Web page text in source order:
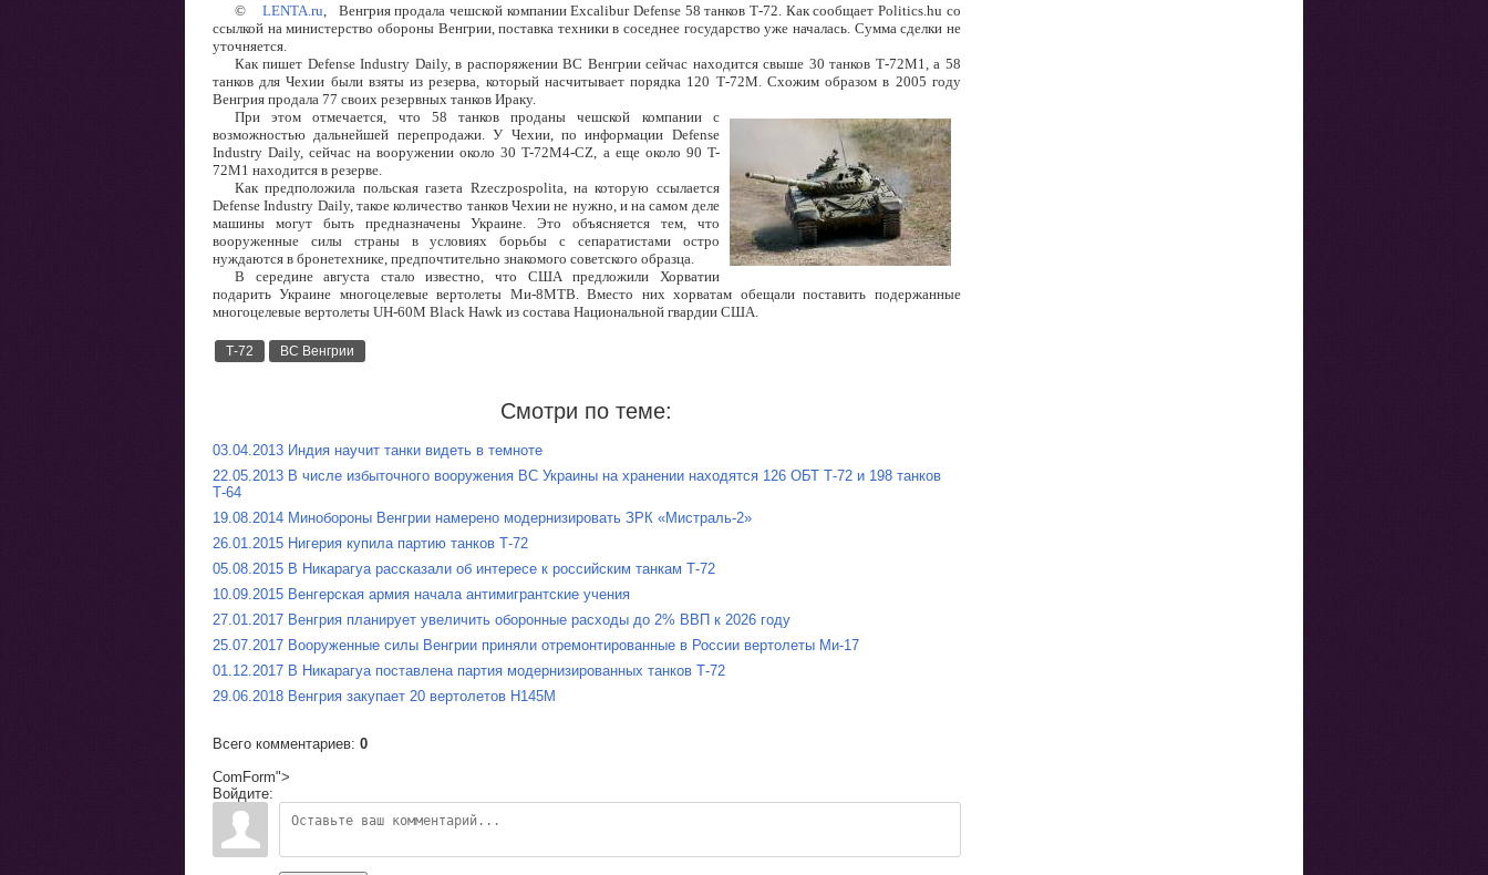
© LENTA.ru
Венгрия продала чешской компании Excalibur Defense 58 танков Т-72. Как сообщает Politics.hu со
ссылкой на министерство обороны Венгрии, поставка техники в соседнее государство уже началась. Сумма сделки не
уточняется.
Как пишет Defense Industry Daily, в распоряжении ВС Венгрии сейчас находится свыше 30 танков Т-72М1, а 58
танков для Чехии были взяты из резерва, который насчитывает порядка 120 Т-72М. Схожим образом в 2005 году
Венгрия продала 77 своих резервных танков Ираку.
При этом отмечается, что 58 танков проданы чешской компании с
возможностью дальнейшей перепродажи. У Чехии, по информации Defense
Industry Daily, сейчас на вооружении около 30 T-72M4-CZ, а еще около 90 T-
72M1 находится в резерве.
Как предположила польская газета Rzeczpospolita, на которую ссылается
Defense Industry Daily, такое количество танков Чехии не нужно, и на самом деле
машины могут быть предназначены Украине. Это объясняется тем, что
вооруженные силы страны в условиях борьбы с сепаратистами остро
нуждаются в бронетехнике, предпочтительно знакомого советского образца.
В середине августа стало известно, что США предложили Хорватии
подарить Украине многоцелевые вертолеты Ми-8МТВ. Вместо них хорватам обещали поставить подержанные
многоцелевые вертолеты UH-60M Black Hawk из состава Национальной гвардии США.
Т-72 ВС Венгрии
Смотри по теме:
03.04.2013 Индия научит танки видеть в темноте
22.05.2013 В числе избыточного вооружения ВС Украины на хранении находятся 126 ОБТ Т-72 и 198 танков
Т-64
19.08.2014 Минобороны Венгрии намерено модернизировать ЗРК «Мистраль-2»
26.01.2015 Нигерия купила партию танков Т-72
05.08.2015 В Никарагуа рассказали об интересе к российским танкам Т-72
10.09.2015 Венгерская армия начала антимигрантские учения
27.01.2017 Венгрия планирует увеличить оборонные расходы до 2% ВВП к 2026 году
25.07.2017 Вооруженные силы Венгрии приняли отремонтированные в России вертолеты Ми-17
01.12.2017 В Никарагуа поставлена партия модернизированных танков Т-72
29.06.2018 Венгрия закупает 20 вертолетов Н145М
Всего комментариев: 0
ComForm">
Войдите: